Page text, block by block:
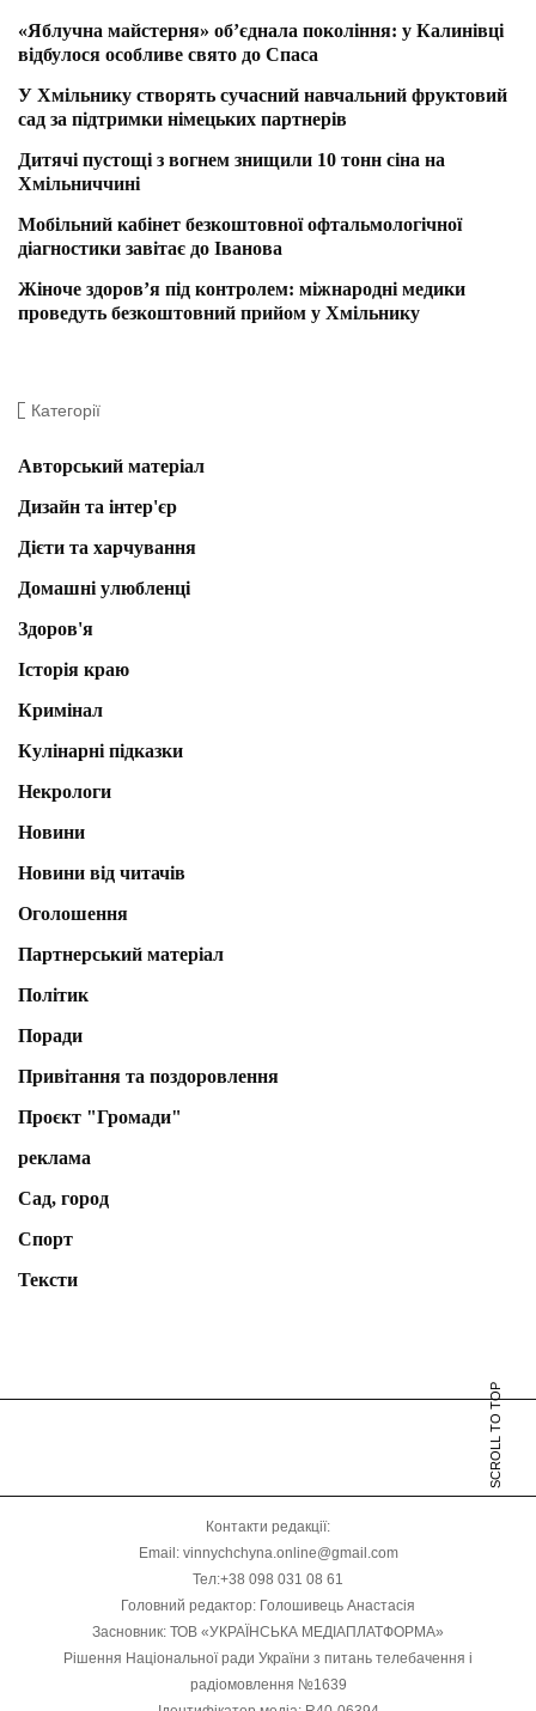
«Яблучна майстерня» об’єднала покоління: у Калинівці
відбулося особливе свято до Спаса
У Хмільнику створять сучасний навчальний фруктовий
сад за підтримки німецьких партнерів
Дитячі пустощі з вогнем знищили 10 тонн сіна на
Хмільниччині
Мобільний кабінет безкоштовної офтальмологічної
діагностики завітає до Іванова
Жіноче здоров’я під контролем: міжнародні медики
проведуть безкоштовний прийом у Хмільнику
Категорії
Авторський матеріал
Дизайн та інтер'єр
Дієти та харчування
Домашні улюбленці
Здоров'я
Історія краю
Кримінал
Кулінарні підказки
Некрологи
Новини
Новини від читачів
Оголошення
Партнерський матеріал
Політик
Поради
Привітання та поздоровлення
Проєкт "Громади"
реклама
Сад, город
Спорт
Тексти
SCROLL TO TOP
Контакти редакції:
Email: vinnychchyna.online@gmail.com
Тел:+38 098 031 08 61
Головний редактор: Голошивець Анастасія
Засновник: ТОВ «УКРАЇНСЬКА МЕДІАПЛАТФОРМА»
Рішення Національної ради України з питань телебачення і
радіомовлення №1639